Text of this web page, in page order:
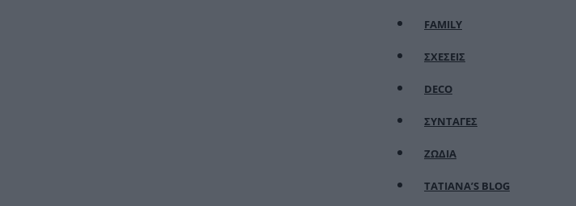
FAMILY
ΣΧΕΣΕΙΣ
DECO
ΣΥΝΤΑΓΕΣ
ΖΩΔΙΑ
TATIANA’S BLOG